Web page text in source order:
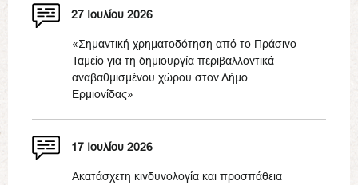
27 Ιουλίου 2026
«Σημαντική χρηματοδότηση από το Πράσινο
Ταμείο για τη δημιουργία περιβαλλοντικά
αναβαθμισμένου χώρου στον Δήμο
Ερμιονίδας»
17 Ιουλίου 2026
Ακατάσχετη κινδυνολογία και προσπάθεια